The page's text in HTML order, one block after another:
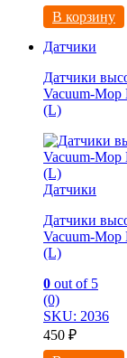
В корзину
Датчики
Датчики
Vacuum-Mop
(L)
Датчики
Датчики
Vacuum-Mop
(L)
0 out of 5
(0)
SKU: 2036
450 ₽